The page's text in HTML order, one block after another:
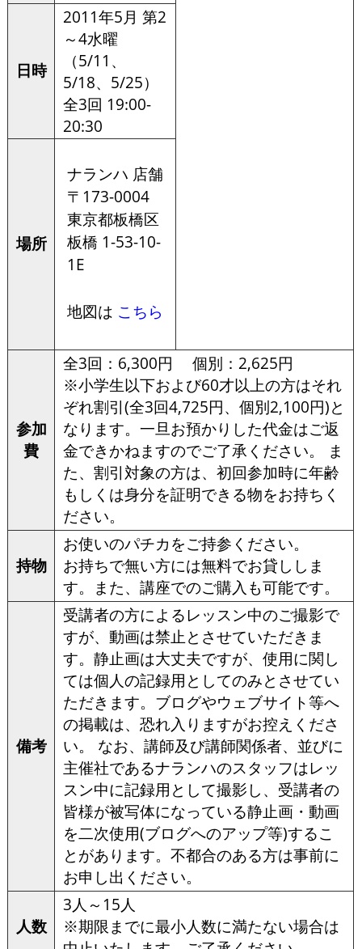
日時
2011年5月 第2
～4水曜
（5/11、
5/18、5/25）
全3回 19:00-
20:30
場所
ナランハ 店舗
〒173-0004
東京都板橋区
板橋 1-53-10-
1E
地図は こちら
参加
費
全3回：6,300円 個別：2,625円
※小学生以下および60才以上の方はそれ
ぞれ割引(全3回4,725円、個別2,100円)と
なります。一旦お預かりした代金はご返
金できかねますのでご了承ください。 ま
た、割引対象の方は、初回参加時に年齢
もしくは身分を証明できる物をお持ちく
ださい。
持物
お使いのパチカをご持参ください。
お持ちで無い方には無料でお貸ししま
す。また、講座でのご購入も可能です。
備考
受講者の方によるレッスン中のご撮影で
すが、動画は禁止とさせていただきま
す。静止画は大丈夫ですが、使用に関し
ては個人の記録用としてのみとさせてい
ただきます。ブログやウェブサイト等へ
の掲載は、恐れ入りますがお控えくださ
い。 なお、講師及び講師関係者、並びに
主催社であるナランハのスタッフはレッ
スン中に記録用として撮影し、受講者の
皆様が被写体になっている静止画・動画
を二次使用(ブログへのアップ等)するこ
とがあります。不都合のある方は事前に
お申し出ください。
人数
3人～15人
※期限までに最小人数に満たない場合は